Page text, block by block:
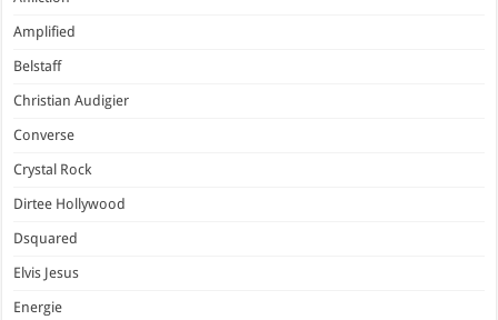
Amplified
Belstaff
Christian Audigier
Converse
Crystal Rock
Dirtee Hollywood
Dsquared
Elvis Jesus
Energie